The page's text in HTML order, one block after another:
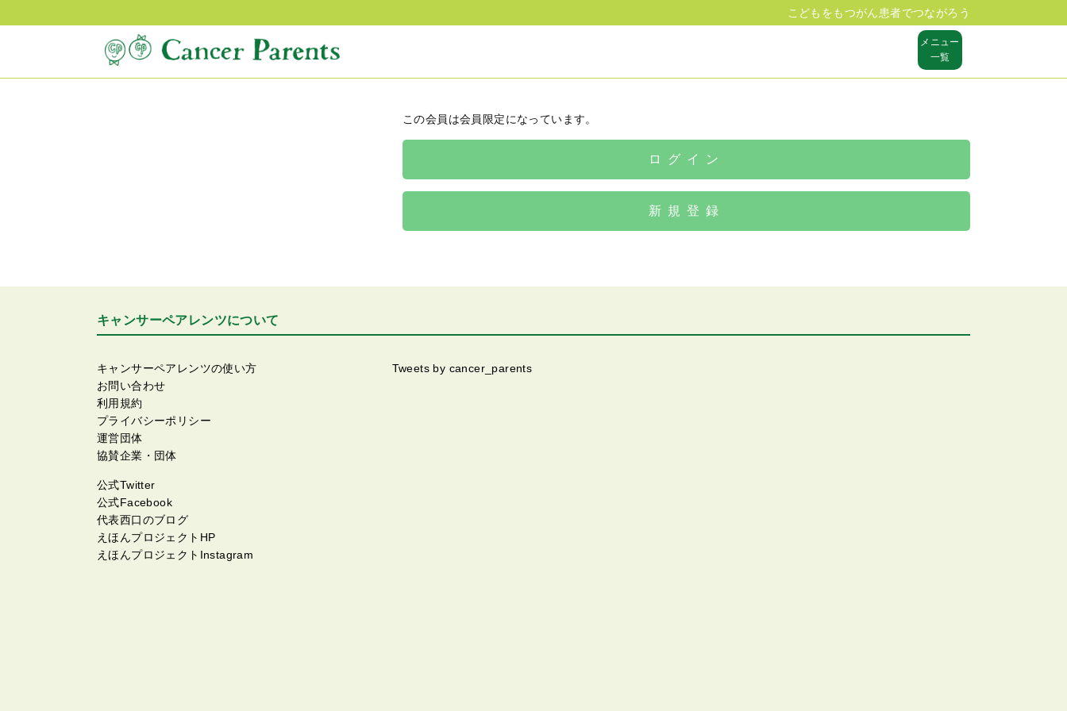
こどもをもつがん患者でつながろう
メニュー
一覧
この会員は会員限定になっています。
ログイン
新規登録
キャンサーペアレンツについて
キャンサーペアレンツの使い方
お問い合わせ
利用規約
プライバシーポリシー
運営団体
協賛企業・団体
公式Twitter
公式Facebook
代表西口のブログ
えほんプロジェクトHP
えほんプロジェクトInstagram
Tweets by cancer_parents